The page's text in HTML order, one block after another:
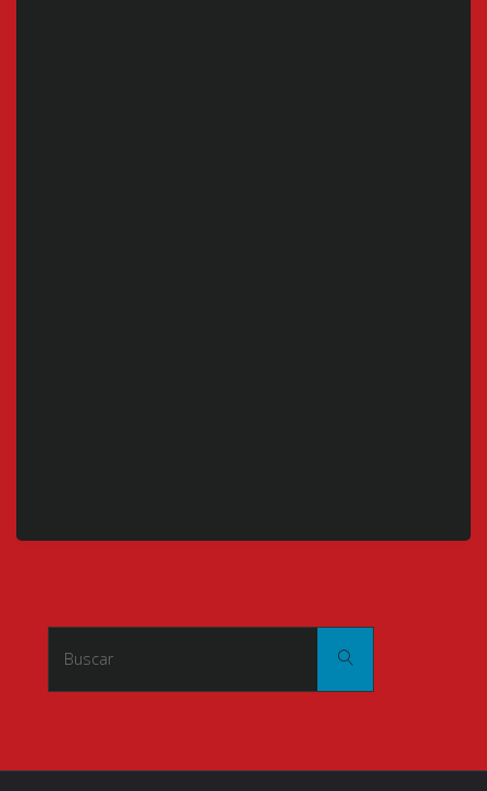
Buscar